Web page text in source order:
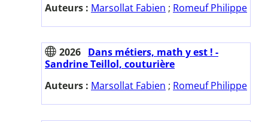
Auteurs : Marsollat Fabien ; Romeuf Philippe
2026 Dans métiers, math y est ! -
Sandrine Teillol, couturière
Auteurs : Marsollat Fabien ; Romeuf Philippe